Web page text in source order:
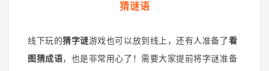
猜谜语
线下玩的猜字谜游戏也可以放到线上，还有人准备了看
图猜成语，也是非常用心了！ 需要大家提前将字谜准备